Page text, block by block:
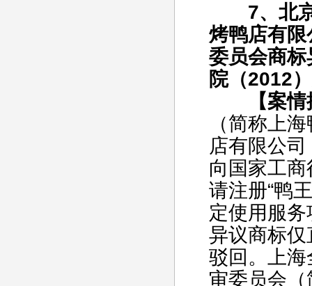
7、北京
烤鸭店有
委员会商
院（2012
【案情
（简称上
店有限公
向国家工
请注册“鸭
定使用服
异议商标
驳回。上
审委员会